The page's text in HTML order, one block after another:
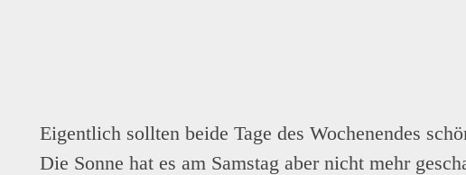
Eigentlich sollten beide Tage des Wochenendes
Die Sonne hat es am Samstag aber nicht mehr